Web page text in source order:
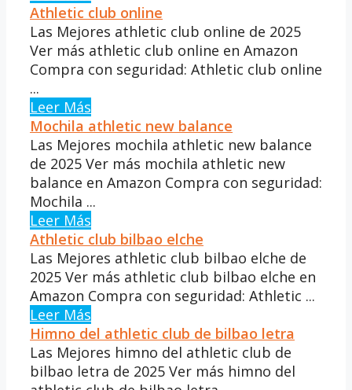
Athletic club online
Las Mejores athletic club online de 2025
Ver más athletic club online en Amazon
Compra con seguridad: Athletic club online
...
Leer Más
Mochila athletic new balance
Las Mejores mochila athletic new balance
de 2025 Ver más mochila athletic new
balance en Amazon Compra con seguridad:
Mochila ...
Leer Más
Athletic club bilbao elche
Las Mejores athletic club bilbao elche de
2025 Ver más athletic club bilbao elche en
Amazon Compra con seguridad: Athletic ...
Leer Más
Himno del athletic club de bilbao letra
Las Mejores himno del athletic club de
bilbao letra de 2025 Ver más himno del